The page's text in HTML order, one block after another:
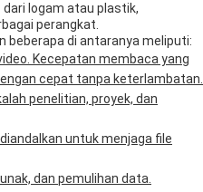
logam atau plastik,
perangkat.
beberapa di antaranya meliputi:
Kecepatan membaca yang
cepat tanpa keterlambatan.
penelitian, proyek, dan
untuk menjaga file
dan pemulihan data.